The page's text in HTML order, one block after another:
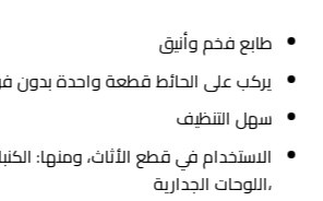
طابع فخم وأنيق
يركب على الحائط قطعة واحدة بدون
سهل التنظيف
الاستخدام في قطع الأثاث، ومنها:
،اللوحات الجدارية